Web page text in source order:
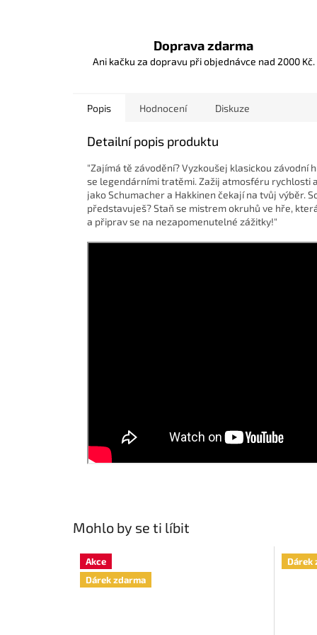
Doprava zdarma
Ani kačku za dopravu při objednávce nad 2000 Kč.
Mohlo by se ti líbit
Akce
Dárek zdarma
Dárek
Popis Hodnocení Diskuze
Detailní popis produktu
"Zajímá tě závodění? Vyzkoušej klasickou závodní
se legendárními tratěmi. Zažij atmosféru rychlosti
jako Schumacher a Hakkinen čekají na tvůj výběr.
představuješ? Staň se mistrem okruhů ve hře,
a připrav se na nezapomenutelné zážitky!"